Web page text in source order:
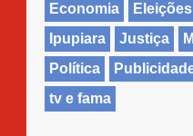
Economia
Ipupiara
Justiça
Política
tv e fama